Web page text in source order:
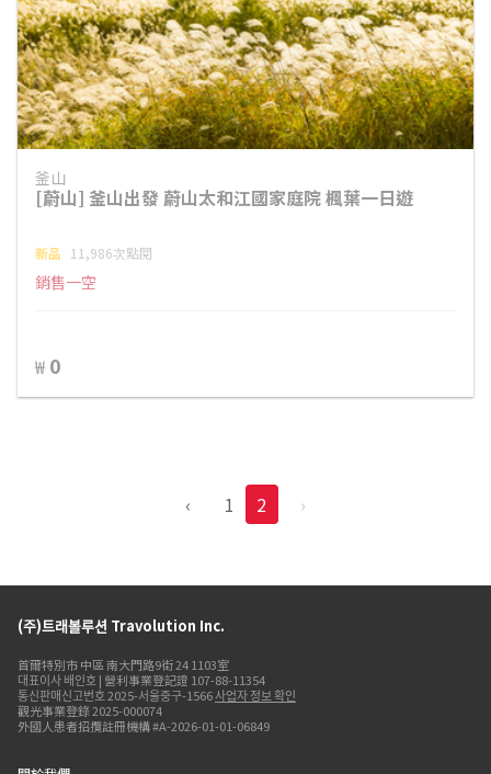
釜山
[蔚山] 釜山出發 蔚山太和江國家庭院 楓葉一日遊
新品 11,986次點閱
銷售一空
₩ 0
‹ 1 2 ›
(주)트래볼루션 Travolution Inc.
首爾特別市 中區 南大門路9街 24 1103室
대표이사 배인호 | 營利事業登記證 107-88-11354
통신판매신고번호 2025-서울중구-1566사업자 정보 확인
觀光事業登錄 2025-000074
外國人患者招攬註冊機構 #A-2026-01-01-06849